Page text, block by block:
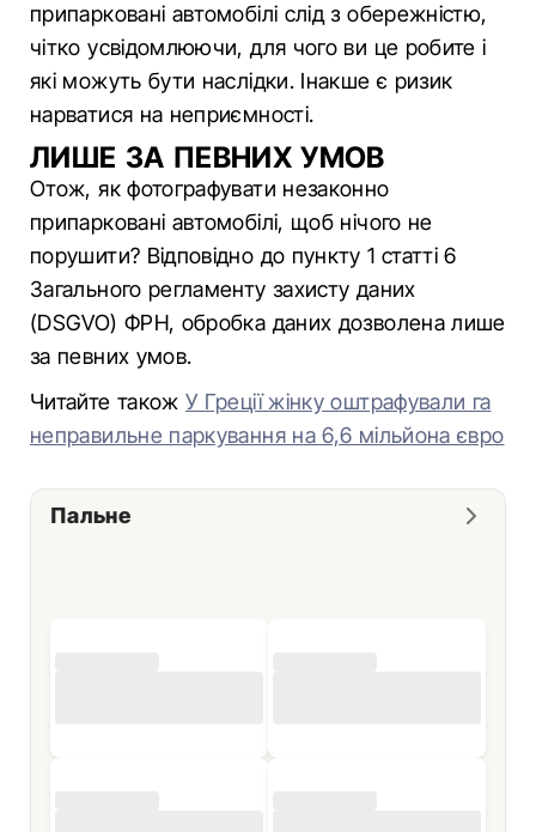
припарковані автомобілі слід з обережністю,
чітко усвідомлюючи, для чого ви це робите і
які можуть бути наслідки. Інакше є ризик
нарватися на неприємності.
ЛИШЕ ЗА ПЕВНИХ УМОВ
Отож, як фотографувати незаконно
припарковані автомобілі, щоб нічого не
порушити? Відповідно до пункту 1 статті 6
Загального регламенту захисту даних
(DSGVO) ФРН, обробка даних дозволена лише
за певних умов.
Читайте такожУ Греції жінку оштрафували га
неправильне паркування на 6,6 мільйона євро
Пальне